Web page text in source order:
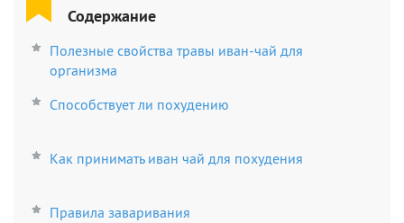
Содержание
Полезные свойства травы иван-чай для
организма
Способствует ли похудению
Как принимать иван чай для похудения
Правила заваривания